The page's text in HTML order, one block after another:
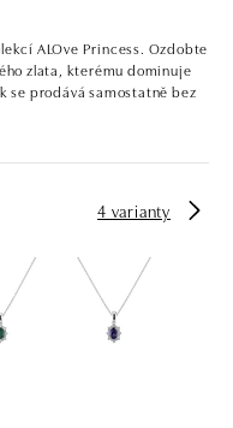
ALOve Princess. Ozdobte
zlata, kterému dominuje
se prodává samostatně bez
4 varianty